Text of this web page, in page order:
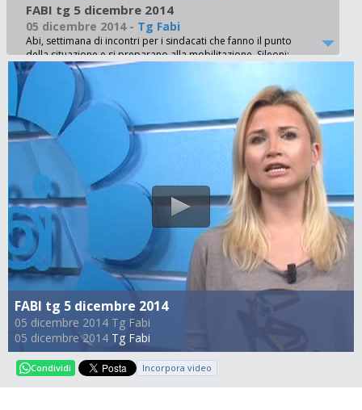
FABI tg 5 dicembre 2014
05 dicembre 2014 Tg Fabi
05 dicembre 2014 Tg Fabi
FABI tg 5 dicembre 2014
05 dicembre 2014- Tg Fabi
Abi, settimana di incontri per i sindacati che fanno il punto
della situazione e si preparano alla mobilitazione. Sileoni:
‘Allarme blocco scatti e Tfr’ - Federveneta ha disdettato il
contratto regionale. Sindacati e lavoratori in piazza a
Padova per difendere i propri diritti. FABI: ‘Pericoloso
precedente in vista del rinnovo nazionale’ - Creval, i
sindacati portano a casa 60 nuove assunzioni entro il 2015 e
altre 30 nel 2016 se si raggiungerà il numero delle uscite
previste - Contratto nazionale, disdetta integrativo Bcc
venete e accordo in Creval sotto i riflettori della stampa
Condividi Incorpora video